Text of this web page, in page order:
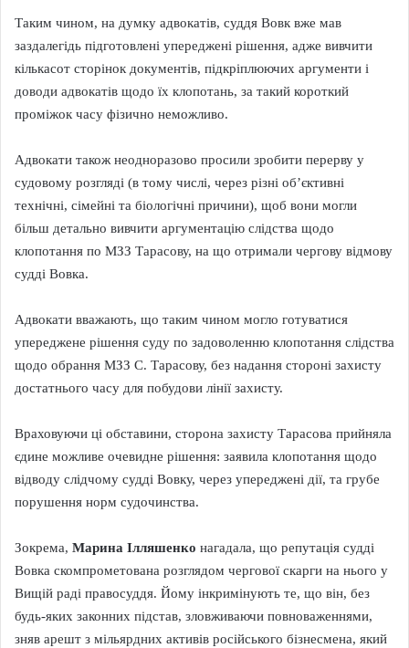
Таким чином, на думку адвокатів, суддя Вовк вже мав
заздалегідь підготовлені упереджені рішення, адже вивчити
кількасот сторінок документів, підкріплюючих аргументи і
доводи адвокатів щодо їх клопотань, за такий короткий
проміжок часу фізично неможливо.
Адвокати також неодноразово просили зробити перерву у
судовому розгляді (в тому числі, через різні об’єктивні
технічні, сімейні та біологічні причини), щоб вони могли
більш детально вивчити аргументацію слідства щодо
клопотання по МЗЗ Тарасову, на що отримали чергову відмову
судді Вовка.
Адвокати вважають, що таким чином могло готуватися
упереджене рішення суду по задоволенню клопотання слідства
щодо обрання МЗЗ С. Тарасову, без надання стороні захисту
достатнього часу для побудови лінії захисту.
Враховуючи ці обставини, сторона захисту Тарасова прийняла
єдине можливе очевидне рішення: заявила клопотання щодо
відводу слідчому судді Вовку, через упереджені дії, та грубе
порушення норм судочинства.
Зокрема, Марина Ілляшенко нагадала, що репутація судді
Вовка скомпрометована розглядом чергової скарги на нього у
Вищій раді правосуддя. Йому інкримінують те, що він, без
будь-яких законних підстав, зловживаючи повноваженнями,
зняв арешт з мільярдних активів російського бізнесмена, який